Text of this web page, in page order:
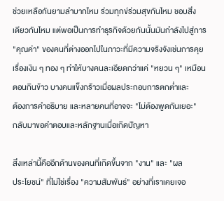
ช่วยเหลือกันยามลำบากไหม ร่วมทุกข์ร่วมสุขกันไหม ชอบสิ่ง
เดียวกันไหม แต่พอเป็นการทำธุรกิจด้วยกันนั้นมันกำลังไปสู่การ
"คุณค่า" ของคนที่ต่างออกไปในภาวะที่มีความจริงจังเช่นการคุย
เรื่องเงิน ๆ ทอง ๆ ทำให้บางคนละเอียดกว่าแค่ "หยวน ๆ" เหมือน
ตอนกินข้าว บางคนแข็งกร้าวเมื่อผลประกอบการตกต่ำและ
ต้องการคำอธิบาย และหลายคนที่อาจจะ "ไม่ต้องพูดกันเยอะ"
กลับมาขอคำตอบและหลักฐานเมื่อเกิดปัญหา
สิ่งเหล่านี้คืออีกด้านของคนที่เกิดขึ้นจาก "งาน" และ "ผล
ประโยชน์" ที่ไม่ใช่เรื่อง "ความสัมพันธ์" อย่างที่เราเคยเจอ